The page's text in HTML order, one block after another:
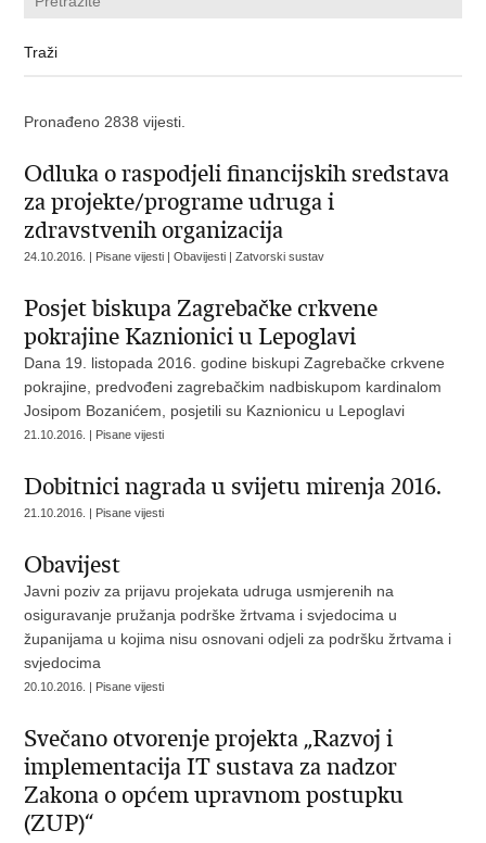
Pronađeno 2838 vijesti.
Odluka o raspodjeli financijskih sredstava
za projekte/programe udruga i
zdravstvenih organizacija
24.10.2016. | Pisane vijesti | Obavijesti | Zatvorski sustav
Posjet biskupa Zagrebačke crkvene
pokrajine Kaznionici u Lepoglavi
Dana 19. listopada 2016. godine biskupi Zagrebačke crkvene
pokrajine, predvođeni zagrebačkim nadbiskupom kardinalom
Josipom Bozanićem, posjetili su Kaznionicu u Lepoglavi
21.10.2016. | Pisane vijesti
Dobitnici nagrada u svijetu mirenja 2016.
21.10.2016. | Pisane vijesti
Obavijest
Javni poziv za prijavu projekata udruga usmjerenih na
osiguravanje pružanja podrške žrtvama i svjedocima u
županijama u kojima nisu osnovani odjeli za podršku žrtvama i
svjedocima
20.10.2016. | Pisane vijesti
Svečano otvorenje projekta „Razvoj i
implementacija IT sustava za nadzor
Zakona o općem upravnom postupku
(ZUP)“